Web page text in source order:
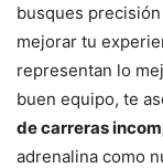
busques
mejorar tu
representan lo
buen equipo, te
de carreras
adrenalina como